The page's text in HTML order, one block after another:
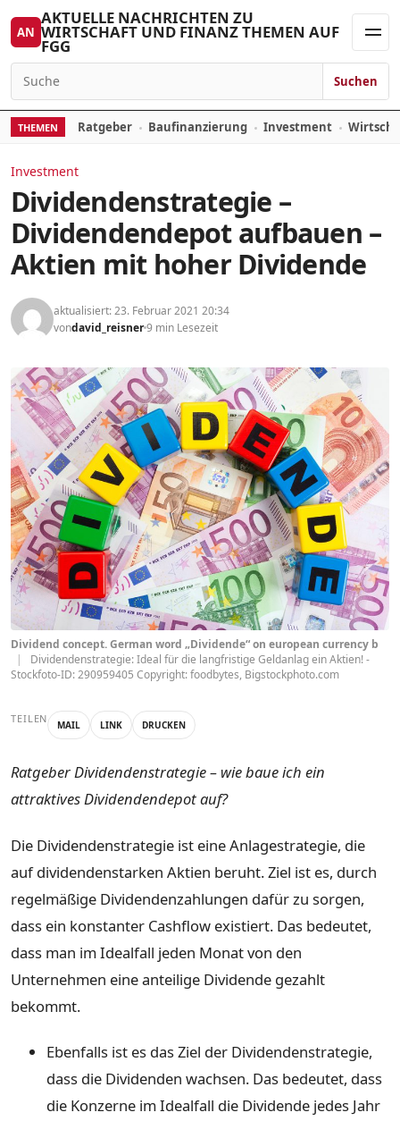
Zum Inhalt springen
AN
AKTUELLE NACHRICHTEN ZU
WIRTSCHAFT UND FINANZ THEMEN AUF
FGG
Suchen nach:
Suchen
THEMEN Ratgeber Baufinanzierung Investment
Investment
Dividendenstrategie –
Dividendendepot aufbauen –
Aktien mit hoher Dividende
aktualisiert: 23. Februar 2021 20:34
vondavid_reisner9 min Lesezeit
Dividend concept. German word „Dividende“ on european currency b
|
Dividendenstrategie: Ideal für die langfristige Geldanlag ein Aktien! -
Stockfoto-ID: 290959405 Copyright: foodbytes, Bigstockphoto.com
TEILEN MAIL LINK DRUCKEN
Ratgeber Dividendenstrategie – wie baue ich ein
attraktives Dividendendepot auf?
Die Dividendenstrategie ist eine Anlagestrategie, die
auf dividendenstarken Aktien beruht. Ziel ist es, durch
regelmäßige Dividendenzahlungen dafür zu sorgen,
dass ein konstanter Cashflow existiert. Das bedeutet,
dass man im Idealfall jeden Monat von den
Unternehmen eine anteilige Dividende gezahlt
bekommt.
Ebenfalls ist es das Ziel der Dividendenstrategie,
dass die Dividenden wachsen. Das bedeutet, dass
die Konzerne im Idealfall die Dividende jedes Jahr